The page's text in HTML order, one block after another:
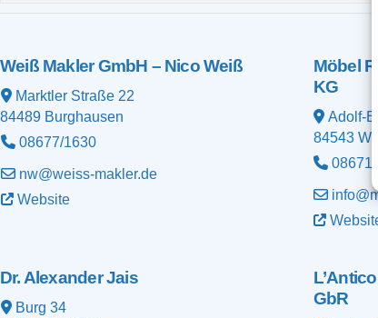
Weiß Makler GmbH – Nico Weiß
Marktler Straße 22
84489 Burghausen
08677/1630
nw@weiss-makler.de
Website
Möbel
KG
Adolf-
84543
08671/
Dr. Alexander Jais
Burg 34
GbR